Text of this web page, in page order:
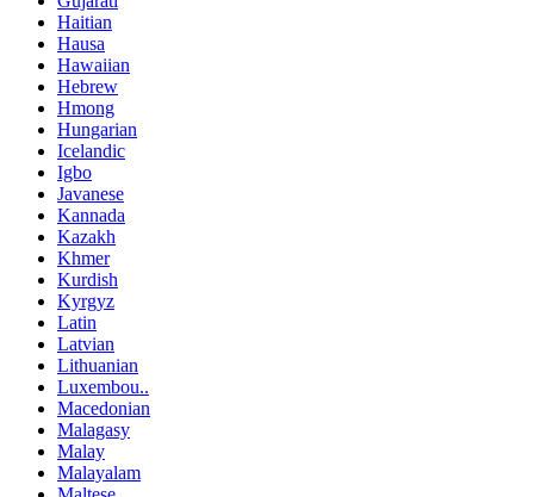
Haitian
Hausa
Hawaiian
Hebrew
Hmong
Hungarian
Icelandic
Igbo
Javanese
Kannada
Kazakh
Khmer
Kurdish
Kyrgyz
Latin
Latvian
Lithuanian
Luxembou..
Macedonian
Malagasy
Malay
Malayalam